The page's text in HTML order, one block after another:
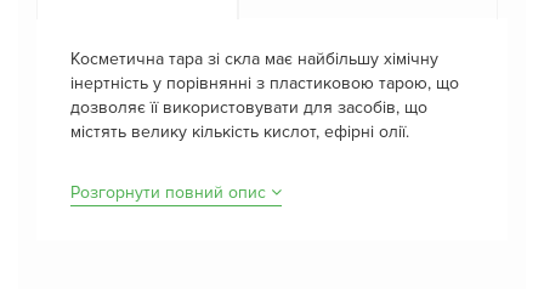
Косметична тара зі скла має найбільшу хімічну
інертність у порівнянні з пластиковою тарою, що
дозволяє її використовувати для засобів, що
містять велику кількість кислот, ефірні олії.
Розгорнути повний опис